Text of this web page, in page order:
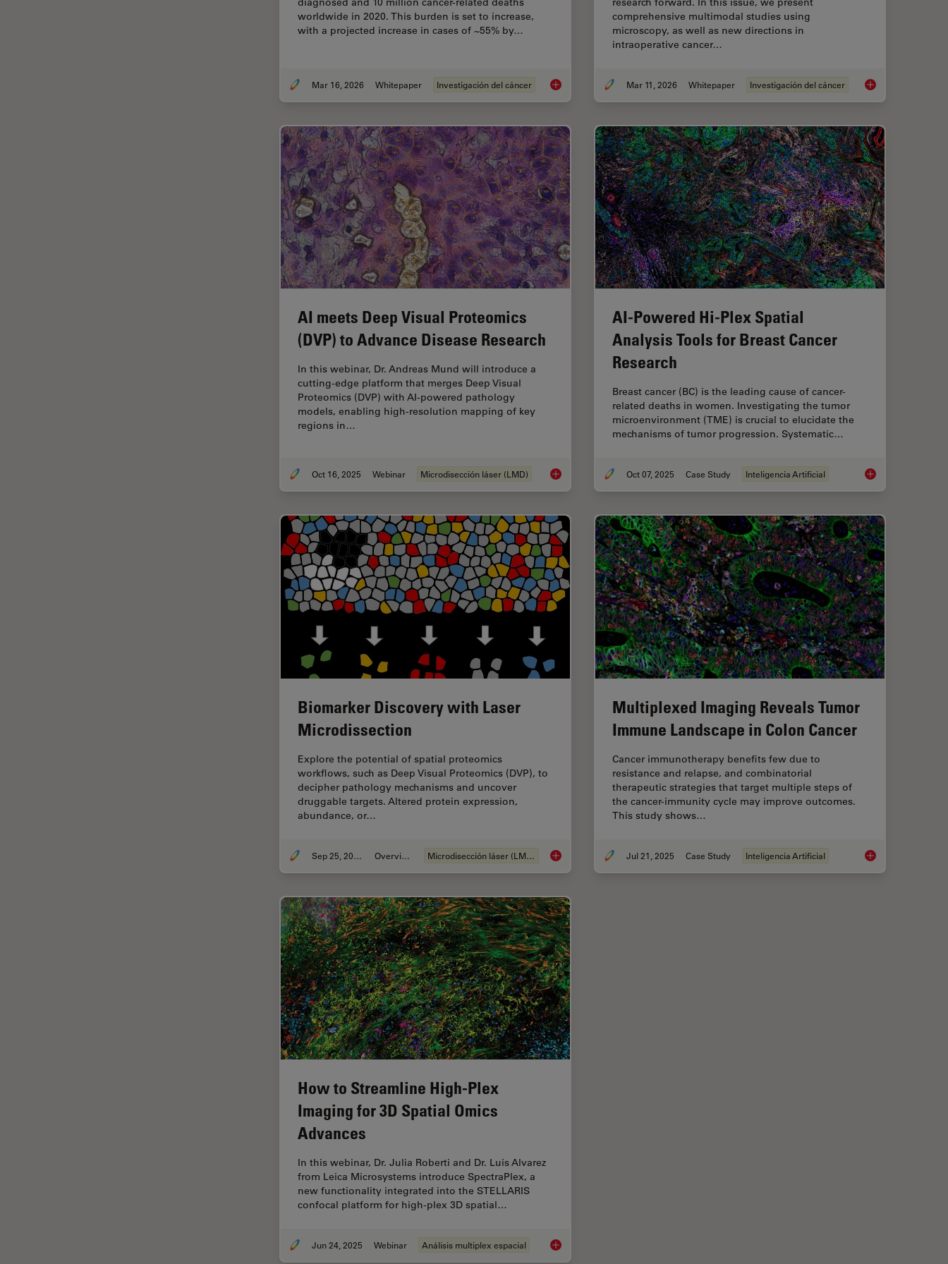
worldwide in 2020. This burden is set to increase,
with a projected increase in cases of ~55% by…
Mar 16, 2026 Whitepaper Investigación del cáncer History, Developments and Trends of Microscopy in Cancer Research
comprehensive multimodal studies using
microscopy, as well as new directions in
intraoperative cancer…
Mar 11, 2026 Whitepaper Investigación del cáncer Researchers
AI meets Deep Visual Proteomics
(DVP) to Advance Disease Research
In this webinar, Dr. Andreas Mund will introduce a
cutting-edge platform that merges Deep Visual
Proteomics (DVP) with AI-powered pathology
models, enabling high-resolution mapping of key
regions in…
Oct 16, 2025 Webinar Microdisección láser (LMD) AI meets Deep Visual Proteomics (DVP) to Advance Disease Research
AI-Powered Hi-Plex Spatial
Analysis Tools for Breast Cancer
Research
Breast cancer (BC) is the leading cause of cancer-
related deaths in women. Investigating the tumor
microenvironment (TME) is crucial to elucidate the
mechanisms of tumor progression. Systematic…
Oct 07, 2025 Case Study Inteligencia Artificial AI-Powered Hi-Plex
Biomarker Discovery with Laser
Microdissection
Explore the potential of spatial proteomics
workflows, such as Deep Visual Proteomics (DVP), to
decipher pathology mechanisms and uncover
druggable targets. Altered protein expression,
abundance, or…
Sep 25, 2025 Overview Microdisección láser (LMD) Biomarker Discovery with Laser Microdissection
Multiplexed Imaging Reveals Tumor
Immune Landscape in Colon Cancer
Cancer immunotherapy benefits few due to
resistance and relapse, and combinatorial
therapeutic strategies that target multiple steps of
the cancer-immunity cycle may improve outcomes.
This study shows…
Jul 21, 2025 Case Study Inteligencia Artificial Multiplexed Imaging
How to Streamline High-Plex
Imaging for 3D Spatial Omics
Advances
In this webinar, Dr. Julia Roberti and Dr. Luis Alvarez
from Leica Microsystems introduce SpectraPlex, a
new functionality integrated into the STELLARIS
confocal platform for high-plex 3D spatial…
Jun 24, 2025 Webinar Análisis multiplex espacial How to Streamline High-Plex Imaging for 3D Spatial Omics Advances